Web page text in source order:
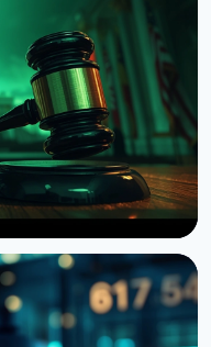
по Clarity Act